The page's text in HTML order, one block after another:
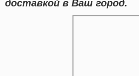
доставкой в Ваш город.